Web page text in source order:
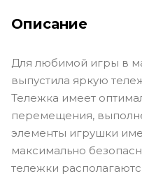
Описание
Для любимой игры в
выпустила яркую
Тележка имеет
перемещения,
элементы игрушки
максимально
тележки